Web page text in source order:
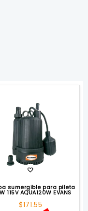
sumergible para pileta
115V AQUA120W EVANS
$171.55